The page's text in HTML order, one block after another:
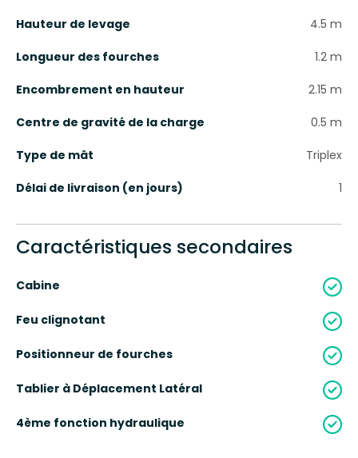
Hauteur de levage 4.5 m
Longueur des fourches 1.2 m
Encombrement en hauteur 2.15 m
Centre de gravité de la charge 0.5 m
Type de mât Triplex
Délai de livraison (en jours) 1
Caractéristiques secondaires
Cabine
Feu clignotant
Positionneur de fourches
Tablier à Déplacement Latéral
4ème fonction hydraulique